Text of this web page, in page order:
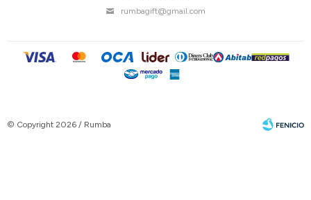
rumbagift@gmail.com
© Copyright 2026 / Rumba